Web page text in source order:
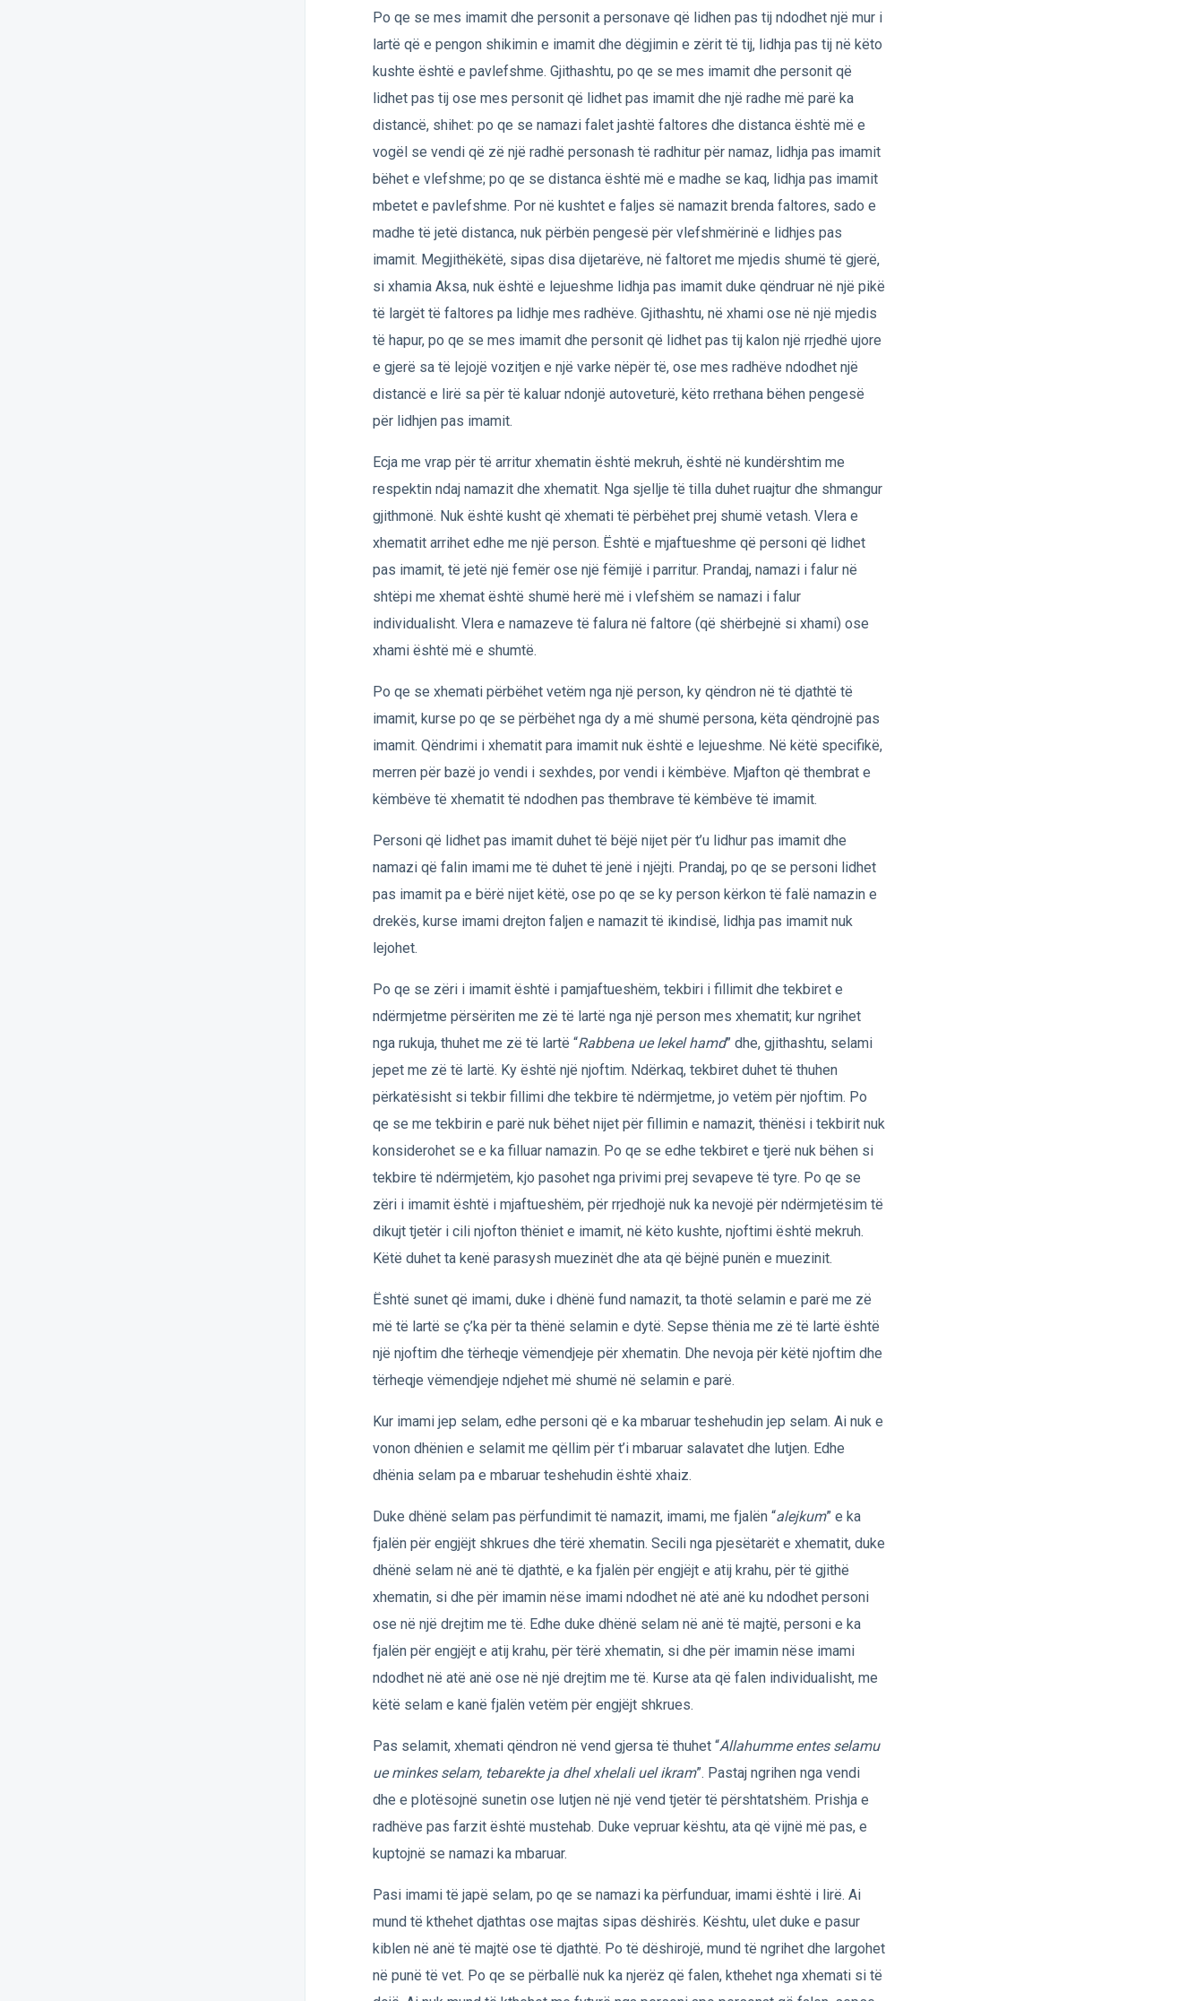
Po qe se mes imamit dhe personit a personave që lidhen pas tij ndodhet një mur i
lartë që e pengon shikimin e imamit dhe dëgjimin e zërit të tij, lidhja pas tij në këto
kushte është e pavlefshme. Gjithashtu, po qe se mes imamit dhe personit që
lidhet pas tij ose mes personit që lidhet pas imamit dhe një radhe më parë ka
distancë, shihet: po qe se namazi falet jashtë faltores dhe distanca është më e
vogël se vendi që zë një radhë personash të radhitur për namaz, lidhja pas imamit
bëhet e vlefshme; po qe se distanca është më e madhe se kaq, lidhja pas imamit
mbetet e pavlefshme. Por në kushtet e faljes së namazit brenda faltores, sado e
madhe të jetë distanca, nuk përbën pengesë për vlefshmërinë e lidhjes pas
imamit. Megjithëkëtë, sipas disa dijetarëve, në faltoret me mjedis shumë të gjerë,
si xhamia Aksa, nuk është e lejueshme lidhja pas imamit duke qëndruar në një pikë
të largët të faltores pa lidhje mes radhëve. Gjithashtu, në xhami ose në një mjedis
të hapur, po qe se mes imamit dhe personit që lidhet pas tij kalon një rrjedhë ujore
e gjerë sa të lejojë vozitjen e një varke nëpër të, ose mes radhëve ndodhet një
distancë e lirë sa për të kaluar ndonjë autoveturë, këto rrethana bëhen pengesë
për lidhjen pas imamit.
Ecja me vrap për të arritur xhematin është mekruh, është në kundërshtim me
respektin ndaj namazit dhe xhematit. Nga sjellje të tilla duhet ruajtur dhe shmangur
gjithmonë. Nuk është kusht që xhemati të përbëhet prej shumë vetash. Vlera e
xhematit arrihet edhe me një person. Është e mjaftueshme që personi që lidhet
pas imamit, të jetë një femër ose një fëmijë i parritur. Prandaj, namazi i falur në
shtëpi me xhemat është shumë herë më i vlefshëm se namazi i falur
individualisht. Vlera e namazeve të falura në faltore (që shërbejnë si xhami) ose
xhami është më e shumtë.
Po qe se xhemati përbëhet vetëm nga një person, ky qëndron në të djathtë të
imamit, kurse po qe se përbëhet nga dy a më shumë persona, këta qëndrojnë pas
imamit. Qëndrimi i xhematit para imamit nuk është e lejueshme. Në këtë specifikë,
merren për bazë jo vendi i sexhdes, por vendi i këmbëve. Mjafton që thembrat e
këmbëve të xhematit të ndodhen pas thembrave të këmbëve të imamit.
Personi që lidhet pas imamit duhet të bëjë nijet për t’u lidhur pas imamit dhe
namazi që falin imami me të duhet të jenë i njëjti. Prandaj, po qe se personi lidhet
pas imamit pa e bërë nijet këtë, ose po qe se ky person kërkon të falë namazin e
drekës, kurse imami drejton faljen e namazit të ikindisë, lidhja pas imamit nuk
lejohet.
Po qe se zëri i imamit është i pamjaftueshëm, tekbiri i fillimit dhe tekbiret e
ndërmjetme përsëriten me zë të lartë nga një person mes xhematit; kur ngrihet
nga rukuja, thuhet me zë të lartë “Rabbena ue lekel hamd” dhe, gjithashtu, selami
jepet me zë të lartë. Ky është një njoftim. Ndërkaq, tekbiret duhet të thuhen
përkatësisht si tekbir fillimi dhe tekbire të ndërmjetme, jo vetëm për njoftim. Po
qe se me tekbirin e parë nuk bëhet nijet për fillimin e namazit, thënësi i tekbirit nuk
konsiderohet se e ka filluar namazin. Po qe se edhe tekbiret e tjerë nuk bëhen si
tekbire të ndërmjetëm, kjo pasohet nga privimi prej sevapeve të tyre. Po qe se
zëri i imamit është i mjaftueshëm, për rrjedhojë nuk ka nevojë për ndërmjetësim të
dikujt tjetër i cili njofton thëniet e imamit, në këto kushte, njoftimi është mekruh.
Këtë duhet ta kenë parasysh muezinët dhe ata që bëjnë punën e muezinit.
Është sunet që imami, duke i dhënë fund namazit, ta thotë selamin e parë me zë
më të lartë se ç’ka për ta thënë selamin e dytë. Sepse thënia me zë të lartë është
një njoftim dhe tërheqje vëmendjeje për xhematin. Dhe nevoja për këtë njoftim dhe
tërheqje vëmendjeje ndjehet më shumë në selamin e parë.
Kur imami jep selam, edhe personi që e ka mbaruar teshehudin jep selam. Ai nuk e
vonon dhënien e selamit me qëllim për t’i mbaruar salavatet dhe lutjen. Edhe
dhënia selam pa e mbaruar teshehudin është xhaiz.
Duke dhënë selam pas përfundimit të namazit, imami, me fjalën “alejkum” e ka
fjalën për engjëjt shkrues dhe tërë xhematin. Secili nga pjesëtarët e xhematit, duke
dhënë selam në anë të djathtë, e ka fjalën për engjëjt e atij krahu, për të gjithë
xhematin, si dhe për imamin nëse imami ndodhet në atë anë ku ndodhet personi
ose në një drejtim me të. Edhe duke dhënë selam në anë të majtë, personi e ka
fjalën për engjëjt e atij krahu, për tërë xhematin, si dhe për imamin nëse imami
ndodhet në atë anë ose në një drejtim me të. Kurse ata që falen individualisht, me
këtë selam e kanë fjalën vetëm për engjëjt shkrues.
Pas selamit, xhemati qëndron në vend gjersa të thuhet “Allahumme entes selamu
ue minkes selam, tebarekte ja dhel xhelali uel ikram”. Pastaj ngrihen nga vendi
dhe e plotësojnë sunetin ose lutjen në një vend tjetër të përshtatshëm. Prishja e
radhëve pas farzit është mustehab. Duke vepruar kështu, ata që vijnë më pas, e
kuptojnë se namazi ka mbaruar.
Pasi imami të japë selam, po qe se namazi ka përfunduar, imami është i lirë. Ai
mund të kthehet djathtas ose majtas sipas dëshirës. Kështu, ulet duke e pasur
kiblen në anë të majtë ose të djathtë. Po të dëshirojë, mund të ngrihet dhe largohet
në punë të vet. Po qe se përballë nuk ka njerëz që falen, kthehet nga xhemati si të